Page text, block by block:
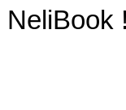
NeliBook